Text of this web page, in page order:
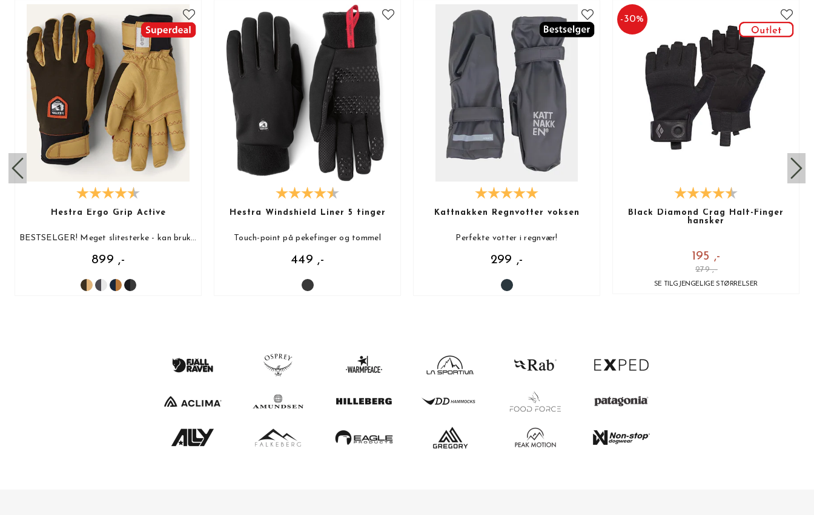
Hestra Ergo Grip Active
BESTSELGER! Meget slitesterke - kan brukes til alt!
899 ,-
Hestra Windshield Liner 5 finger
Touch-point på pekefinger og tommel
449 ,-
Kattnakken Regnvotter voksen
Perfekte votter i regnvær!
299 ,-
-30%
Black Diamond Crag Half-Finger
hansker
195 ,-
279 ,-
SE TILGJENGELIGE STØRRELSER